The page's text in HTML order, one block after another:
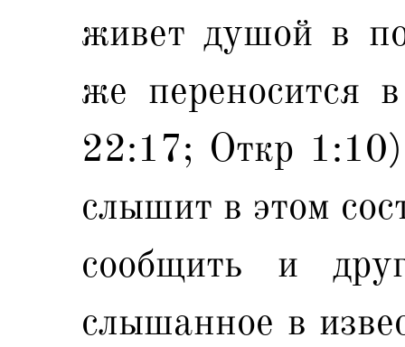
живет душой в
же переносится
22:17; Откр
слышит в этом
сообщить и
слышанное в